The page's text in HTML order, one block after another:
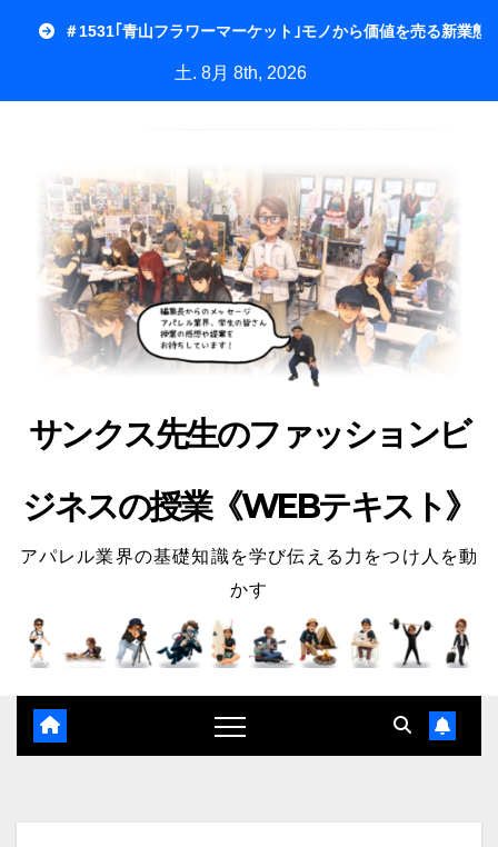
＃1531｢青山フラワーマーケット｣モノから価値を売る新業態
土. 8月 8th, 2026
サンクス先生のファッションビ
ジネスの授業《WEBテキスト》
アパレル業界の基礎知識を学び伝える力をつけ人を動
かす